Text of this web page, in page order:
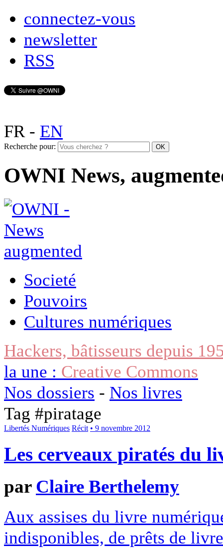
connectez-vous
newsletter
RSS
FR- EN
Recherche pour:
OWNI News,
Societé
Pouvoirs
Cultures numériques
Hackers, bâtisseurs depuis
la une : Creative Commons
Nos dossiers - Nos livres
Tag #piratage
Libertés Numériques Récit • 9 novembre 2012
Les cerveaux piratés du
par Claire Berthelemy
Aux assises du livre
indisponibles, de prêts de